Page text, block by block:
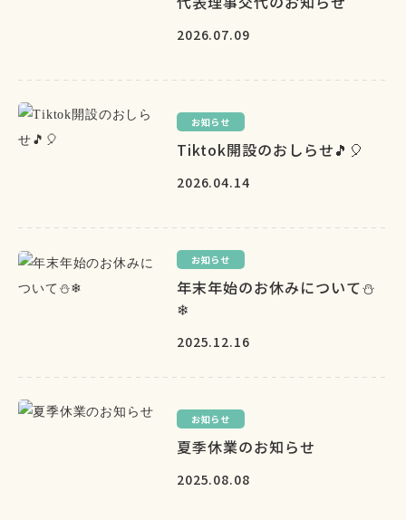
2026.07.09
お知らせ
Tiktok開設のおしらせ🎵🎈
2026.04.14
お知らせ
年末年始のお休みについて⛄
❄
2025.12.16
お知らせ
夏季休業のお知らせ
2025.08.08